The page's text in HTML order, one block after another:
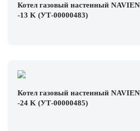
Котел газовый настенный
-13 K (УТ-00000483)
Котел газовый настенный
-24 K (УТ-00000485)